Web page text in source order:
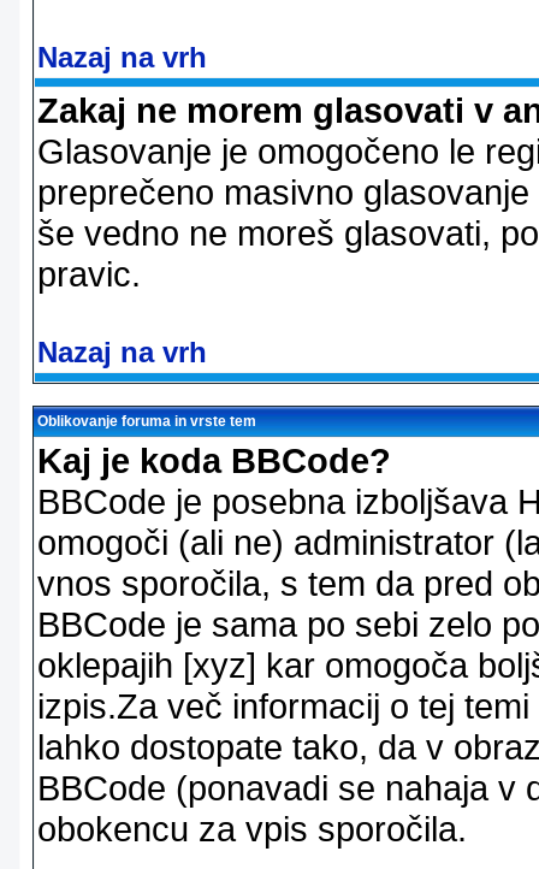
Nazaj na vrh
Zakaj ne morem glasovati v
Glasovanje je omogočeno le
preprečeno masivno
še vedno ne moreš glasovati,
pravic.
Nazaj na vrh
Oblikovanje foruma in vrste tem
Kaj je koda BBCode?
BBCode je posebna izboljšava
omogoči (ali ne) administrator
vnos sporočila, s tem da pred
BBCode je sama po sebi zelo
oklepajih [xyz] kar omogoča
izpis.Za več informacij o tej
lahko dostopate tako, da v
BBCode (ponavadi se nahaja v
obokencu za vpis sporočila.